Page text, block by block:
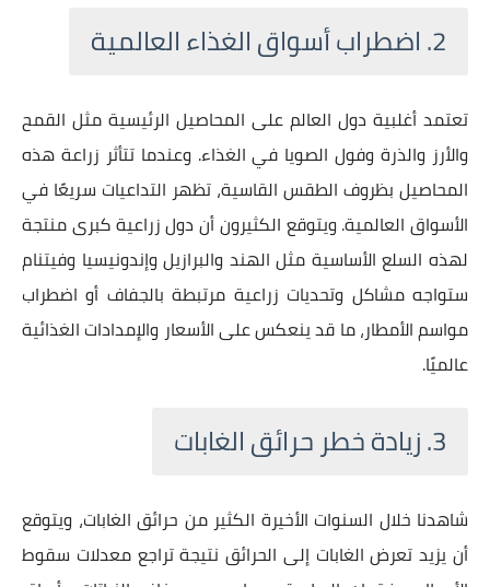
2. اضطراب أسواق الغذاء العالمية
تعتمد أغلبية دول العالم على المحاصيل الرئيسية مثل القمح
والأرز والذرة وفول الصويا في الغذاء. وعندما تتأثر زراعة هذه
المحاصيل بظروف الطقس القاسية، تظهر التداعيات سريعًا في
الأسواق العالمية. ويتوقع الكثيرون أن دول زراعية كبرى منتجة
لهذه السلع الأساسية مثل الهند والبرازيل وإندونيسيا وفيتنام
ستواجه مشاكل وتحديات زراعية مرتبطة بالجفاف أو اضطراب
مواسم الأمطار، ما قد ينعكس على الأسعار والإمدادات الغذائية
عالميًا.
3. زيادة خطر حرائق الغابات
شاهدنا خلال السنوات الأخيرة الكثير من حرائق الغابات، ويتوقع
أن يزيد تعرض الغابات إلى الحرائق نتيجة تراجع معدلات سقوط